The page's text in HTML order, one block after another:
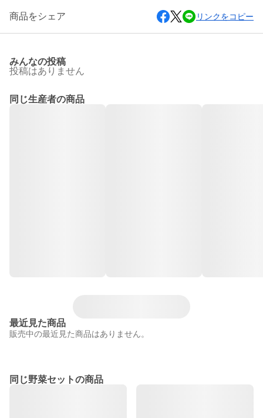
商品をシェア リンクをコピー
みんなの投稿
投稿はありません
同じ生産者の商品
最近見た商品
販売中の最近見た商品はありません。
同じ野菜セットの商品